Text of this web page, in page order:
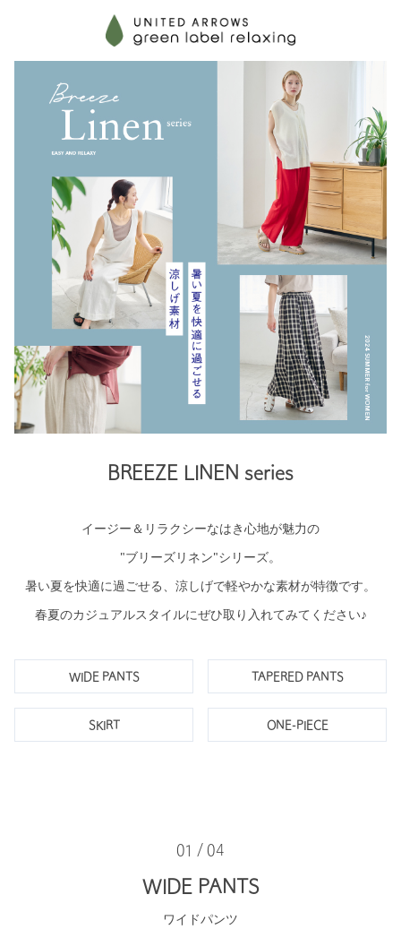
BREEZE LINEN series
イージー＆リラクシーなはき心地が魅力の
"ブリーズリネン"シリーズ。
暑い夏を快適に過ごせる、涼しげで軽やかな素材が特徴です。
春夏のカジュアルスタイルにぜひ取り入れてみてください♪
WIDE PANTS TAPERED PANTS
SKIRT ONE-PIECE
01 / 04
WIDE PANTS
ワイドパンツ